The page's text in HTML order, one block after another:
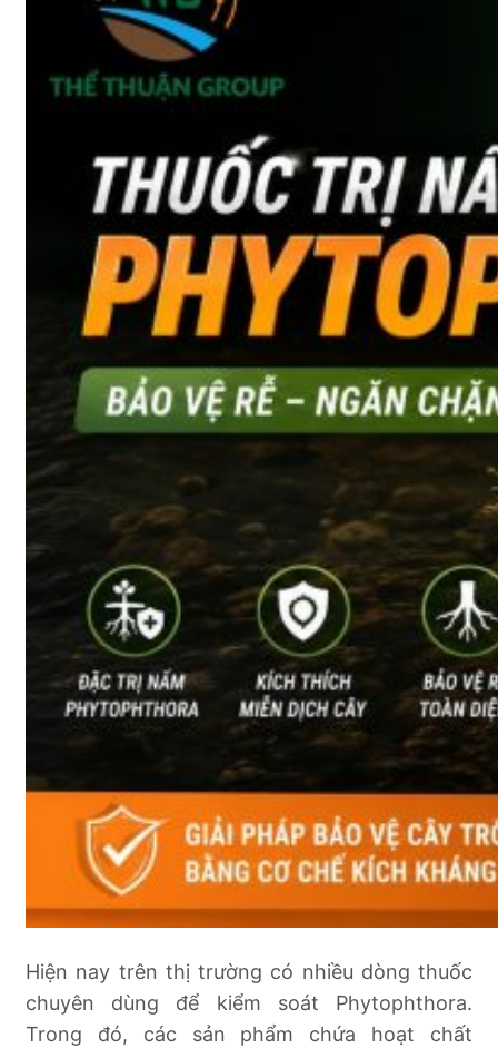
Hiện nay trên thị trường có nhiều dòng thuốc
chuyên dùng để kiểm soát Phytophthora.
Trong đó, các sản phẩm chứa hoạt chất